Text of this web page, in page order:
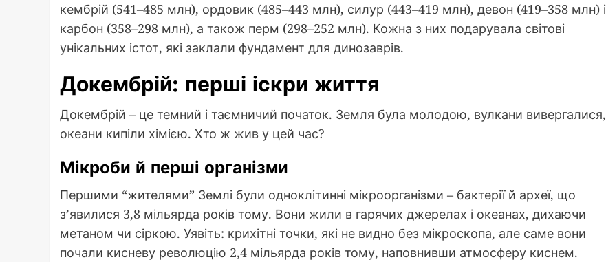
кембрій (541–485 млн), ордовик (485–443 млн), силур (443–419 млн), девон (419–358 млн) і
карбон (358–298 млн), а також перм (298–252 млн). Кожна з них подарувала світові
унікальних істот, які заклали фундамент для динозаврів.
Докембрій: перші іскри життя
Докембрій – це темний і таємничий початок. Земля була молодою, вулкани вивергалися,
океани кипіли хімією. Хто ж жив у цей час?
Мікроби й перші організми
Першими “жителями” Землі були одноклітинні мікроорганізми – бактерії й археї, що
з’явилися 3,8 мільярда років тому. Вони жили в гарячих джерелах і океанах, дихаючи
метаном чи сіркою. Уявіть: крихітні точки, які не видно без мікроскопа, але саме вони
почали кисневу революцію 2,4 мільярда років тому, наповнивши атмосферу киснем.